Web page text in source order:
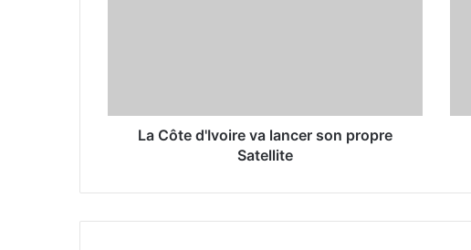
r
La Côte d'Ivoire va lancer son propre
Satellite